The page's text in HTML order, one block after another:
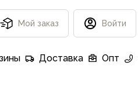
Мой заказ Войти
Доставка Опт